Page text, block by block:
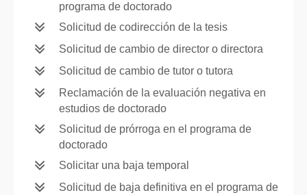
programa de doctorado
Solicitud de codirección de la tesis
Solicitud de cambio de director o directora
Solicitud de cambio de tutor o tutora
Reclamación de la evaluación negativa en
estudios de doctorado
Solicitud de prórroga en el programa de
doctorado
Solicitar una baja temporal
Solicitud de baja definitiva en el programa de